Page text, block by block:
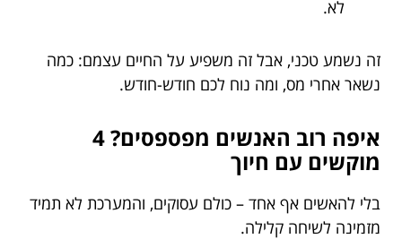
לא.
זה נשמע טכני, אבל זה משפיע על החיים עצמם: כמה
נשאר אחרי מס, ומה נוח לכם חודש-חודש.
איפה רוב האנשים מפספסים? 4
מוקשים עם חיוך
בלי להאשים אף אחד – כולם עסוקים, והמערכת לא תמיד
מזמינה לשיחה קלילה.